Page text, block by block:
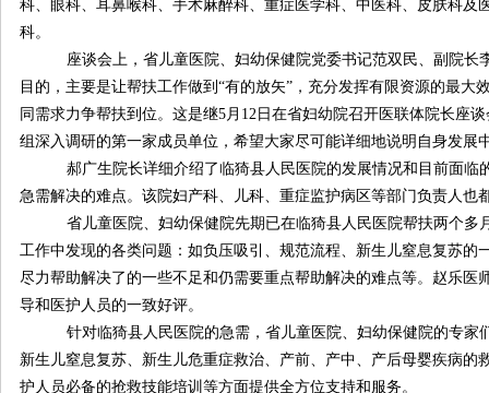
科、眼科、耳鼻喉科、手术麻醉科、重症医学科、中医科、皮肤科及
科。
座谈会上，省儿童医院、妇幼保健院党委书记范双民、副院长
目的，主要是让帮扶工作做到“有的放矢”，充分发挥有限资源的最大
同需求力争帮扶到位。这是继5月 12 日在省妇幼院召开医联体院长座
组深入调研的第一家成员单位，希望大家尽可能详细地说明自身发展
郝广生院长详细介绍了临猗县人民医院的发展情况和目前面临
急需解决的难点。该院妇产科、儿科、重症监护病区等部门负责人也
省儿童医院、妇幼保健院先期已在临猗县人民医院帮扶两个多
工作中发现的各类问题：如负压吸引、规范流程、新生儿窒息复苏的
尽力帮助解决了的一些不足和仍需要重点帮助解决的难点等。赵乐医
导和医护人员的一致好评。
针对临猗县人民医院的急需，省儿童医院、妇幼保健院的专家
新生儿窒息复苏、新生儿危重症救治、产前、产中、产后母婴疾病的
护人员必备的抢救技能培训等方面提供全方位支持和服务。